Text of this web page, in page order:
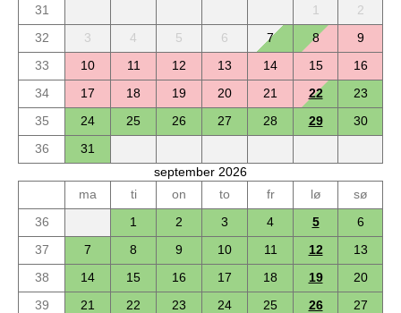
31
1
2
32
3 4 5 6 7 8
9
33
10 11 12 13 14 15
16
34
17 18 19 20 21 22
23
35
24 25 26 27 28 29
30
36
31
september 2026
ma
ti on to fr lø
sø
36
1 2 3 4 5
6
37
7 8 9 10 11 12
13
38
14 15 16 17 18 19
20
39
21 22 23 24 25 26
27